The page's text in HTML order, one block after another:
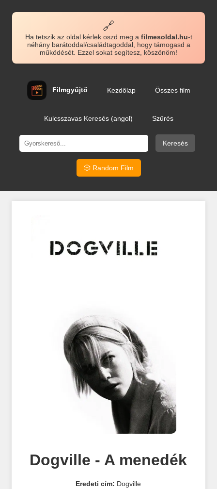
🔗
Ha tetszik az oldal kérlek oszd meg a filmesoldal.hu-t
néhány barátoddal/családtagoddal, hogy támogasd a
működését. Ezzel sokat segítesz, köszönöm!
Filmgyűjtő Kezdőlap Összes film
Kulcsszavas Keresés (angol) Szűrés
Keresés
🎲 Random Film
Dogville - A menedék
Eredeti cím: Dogville